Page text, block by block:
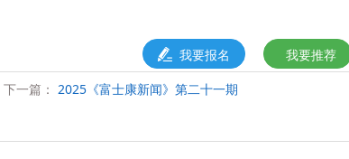
我要推荐
我要报名
下一篇： 2025《富士康新闻》第二十一期